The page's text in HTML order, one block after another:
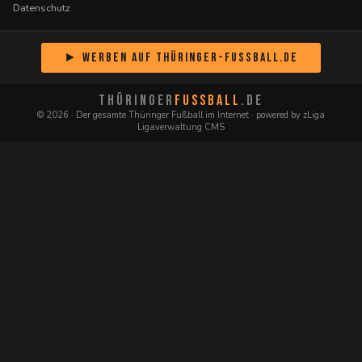
Datenschutz
► Werben auf Thüringer-Fussball.de
THÜRINGER FUSSBALL .DE
© 2026 · Der gesamte Thüringer Fußball im Internet · powered by zLiga
Ligaverwaltung CMS